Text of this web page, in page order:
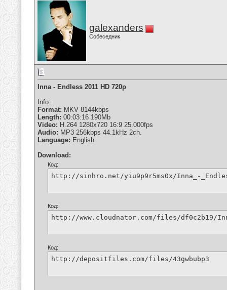
galexanders
Собеседник
Inna - Endless 2011 HD 720p
Info:
Format: MKV 8144kbps
Length: 00:03:16 190Mb
Video: H.264 1280x720 16:9 25.000fps
Audio: MP3 256kbps 44.1kHz 2ch.
Language: English
Download:
Код:
http://sinhro.net/yiu9p9r5ms0x/Inna_-
Код:
http://www.cloudnator.com/files/df0c2b19/
Код:
http://depositfiles.com/files/43gwbubp3